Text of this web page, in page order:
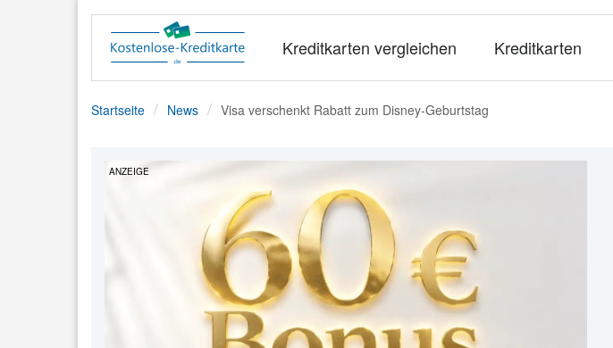
Kreditkarten vergleichen Kreditkarten
Startseite News Visa verschenkt Rabatt zum Disney-Geburtstag
ANZEIGE